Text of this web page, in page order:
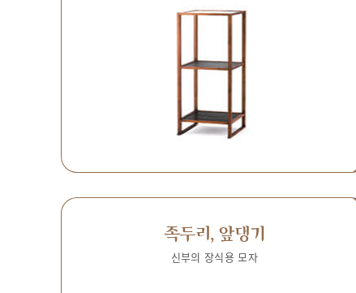
족두리, 앞댕기
신부의 장식용 모자